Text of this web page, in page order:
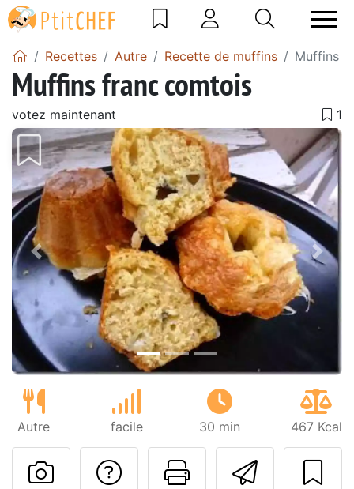
Recettes Autre Recette de muffins Muffins
Muffins franc comtois
votez maintenant
Précédent
Autre facile 30 min 467 Kcal
Imprimer
Poser une